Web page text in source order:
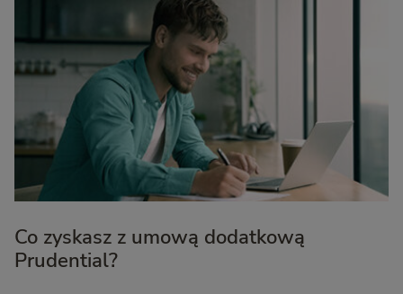
Co zyskasz z umową dodatkową
Prudential?